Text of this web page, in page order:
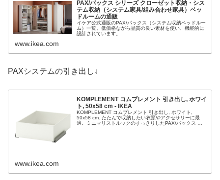
PAX/パックス シリーズ クローゼット収納・シス
テム収納（システム家具/組み合わせ家具）ベッ
ドルームの通販
イケア公式通販のPAX/パックス（システム収納ベッドルー
ム）一覧。低価格ながら品質の良い素材を使い、機能的に
設計されています。
www.ikea.com
PAXシステムの引き出し↓
KOMPLEMENT コムプレメント 引き出し, ホワイ
ト, 50x58 cm - IKEA
KOMPLEMENT コムプレメント 引き出し, ホワイト,
50x58 cm. たたんで収納したい衣類やアクセサリーに最
適。ミニマリストルックのすっきりしたPAX/パックス ワ
www.ikea.com